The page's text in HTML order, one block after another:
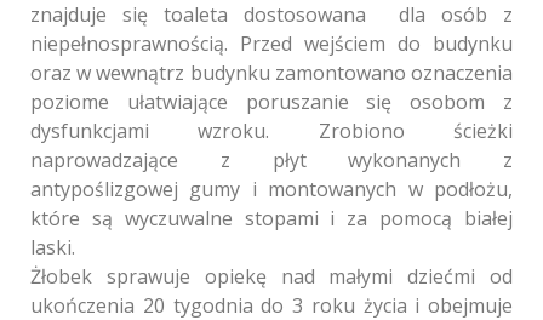
znajduje się toaleta dostosowana dla osób z
niepełnosprawnością. Przed wejściem do budynku
oraz w wewnątrz budynku zamontowano oznaczenia
poziome ułatwiające poruszanie się osobom z
dysfunkcjami wzroku. Zrobiono ścieżki
naprowadzające z płyt wykonanych z
antypoślizgowej gumy i montowanych w podłożu,
które są wyczuwalne stopami i za pomocą białej
laski.
Żłobek sprawuje opiekę nad małymi dziećmi od
ukończenia 20 tygodnia do 3 roku życia i obejmuje